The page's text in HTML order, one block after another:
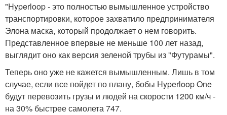
"Hyperloop - это полностью вымышленное устройство
транспортировки, которое захватило предпринимателя
Элона маска, который продолжает о нем говорить.
Представленное впервые не меньше 100 лет назад,
выглядит оно как версия зеленой трубы из "Футурамы".
Теперь оно уже не кажется вымышленным. Лишь в том
случае, если все пойдет по плану, бобы Hyperloop One
будут перевозить грузы и людей на скорости 1200 км/ч -
на 30% быстрее самолета 747.